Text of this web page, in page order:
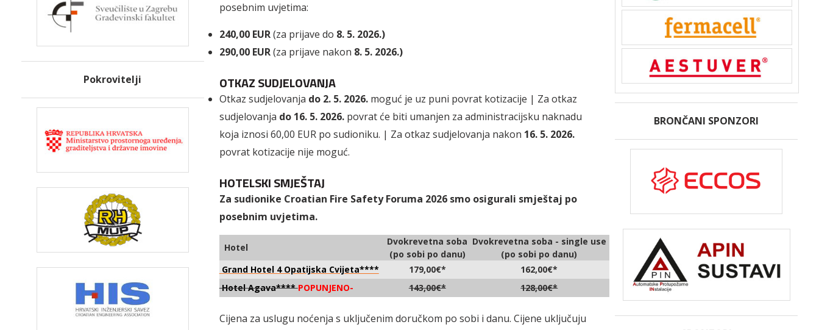
Pokrovitelji
posebnim uvjetima:
240,00 EUR(za prijave do 8. 5. 2026.)
290,00 EUR(za prijave nakon 8. 5. 2026.)
OTKAZ SUDJELOVANJA
Otkaz sudjelovanja do 2. 5. 2026.moguć je uz puni povrat kotizacije | Za otkaz
sudjelovanja do 16. 5. 2026.povrat će biti umanjen za administracijsku naknadu
koja iznosi 60,00 EUR po sudioniku. | Za otkaz sudjelovanja nakon 16. 5. 2026.
povrat kotizacije nije moguć.
HOTELSKI SMJEŠTAJ
Za sudionike Croatian Fire Safety Foruma 2026 smo osigurali smještaj po
posebnim uvjetima.
Hotel
Dvokrevetna soba
(po sobi po danu)
Dvokrevetna soba - single use
(po sobi po danu)
Grand Hotel 4 Opatijska Cvijeta****
179,00€*
162,00€*
Hotel Agava****POPUNJENO- 143,00€* 128,00€*
Cijena za uslugu noćenja s uključenim doručkom po sobi i danu. Cijene uključuju
BRONČANI SPONZORI